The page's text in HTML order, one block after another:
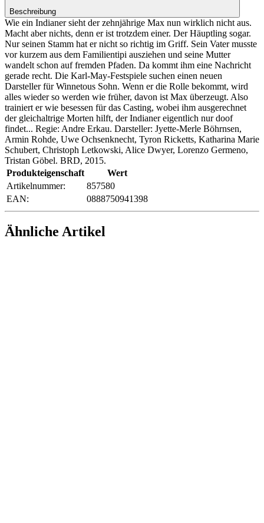
Beschreibung
Wie ein Indianer sieht der zehnjährige Max nun wirklich nicht aus.
Macht aber nichts, denn er ist trotzdem einer. Der Häuptling sogar.
Nur seinen Stamm hat er nicht so richtig im Griff. Sein Vater musste
vor kurzem aus dem Familientipi ausziehen und seine Mutter
wandelt schon auf fremden Pfaden. Da kommt ihm eine Nachricht
gerade recht. Die Karl-May-Festspiele suchen einen neuen
Darsteller für Winnetous Sohn. Wenn er die Rolle bekommt, wird
alles wieder so werden wie früher, davon ist Max überzeugt. Also
trainiert er wie besessen für das Casting, wobei ihm ausgerechnet
der gleichaltrige Morten hilft, der Indianer eigentlich nur doof
findet... Regie: Andre Erkau. Darsteller: Jyette-Merle Böhrnsen,
Armin Rohde, Uwe Ochsenknecht, Tyron Ricketts, Katharina Marie
Schubert, Christoph Letkowski, Alice Dwyer, Lorenzo Germeno,
Tristan Göbel. BRD, 2015.
Produkteigenschaft
Wert
Artikelnummer:
857580
EAN:
0888750941398
Ähnliche Artikel